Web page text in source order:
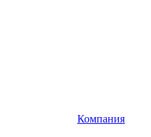
Компания